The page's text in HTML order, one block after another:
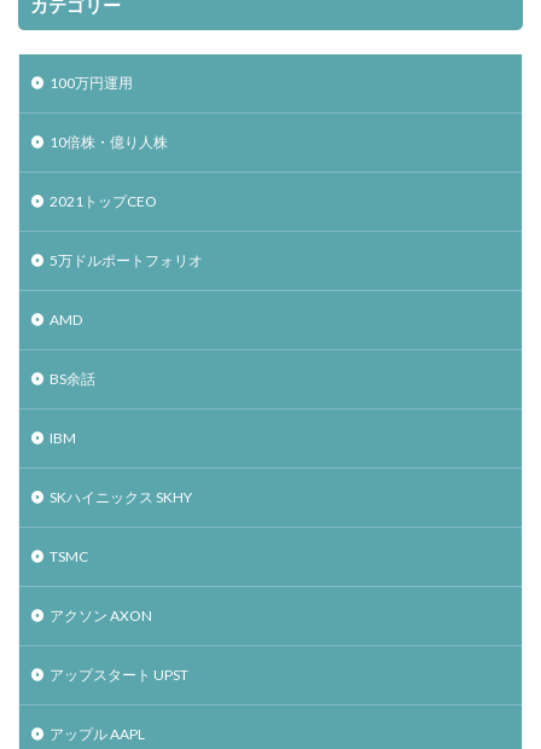
カテゴリー
100万円運用
10倍株・億り人株
2021トップCEO
5万ドルポートフォリオ
AMD
BS余話
IBM
SKハイニックス SKHY
TSMC
アクソン AXON
アップスタート UPST
アップル AAPL